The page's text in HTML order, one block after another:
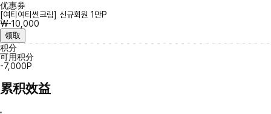
优惠券
[여티여티썬크림] 신규회원 1만P
₩-10,000
领取
积分
可用积分
-7,000P
累积效益